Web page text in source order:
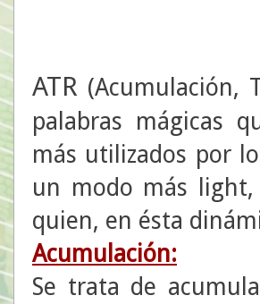
ATR (Acumulación,
palabras mágicas
más utilizados por
un modo más light,
quien, en ésta
Acumulación:
Se trata de